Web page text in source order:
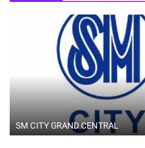
SM CITY GRAND CENTRAL